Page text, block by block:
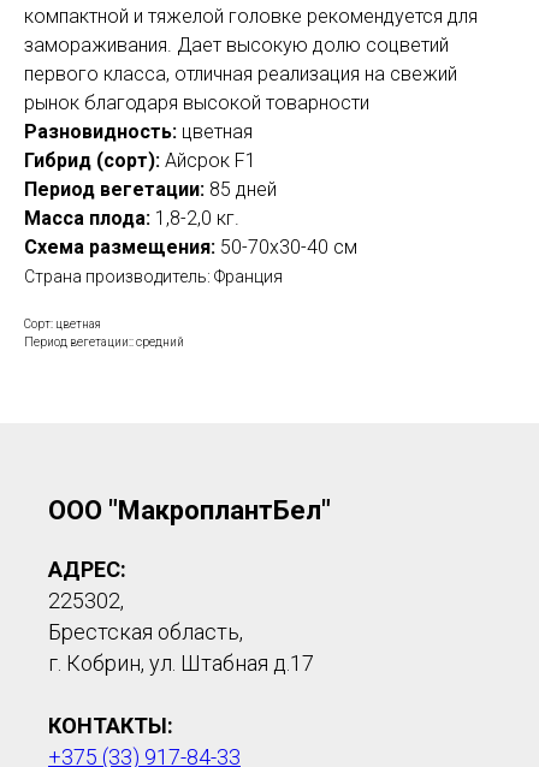
компактной и тяжелой головке рекомендуется для
замораживания. Дает высокую долю соцветий
первого класса, отличная реализация на свежий
рынок благодаря высокой товарности
Разновидность: цветная
Гибрид (сорт): Айсрок F1
Период вегетации: 85 дней
Масса плода: 1 ,8-2,0 кг.
Схема размещения: 50-70х30-40 см
Страна производитель: Франция
Сорт: цветная
Период вегетации:: средний
ООО "МакроплантБел"
АДРЕС:
225302,
Брестская область,
г. Кобрин, ул. Штабная д.17
КОНТАКТЫ:
+375 (33) 917-84-33